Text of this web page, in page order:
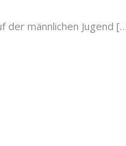
der männlichen Jugend